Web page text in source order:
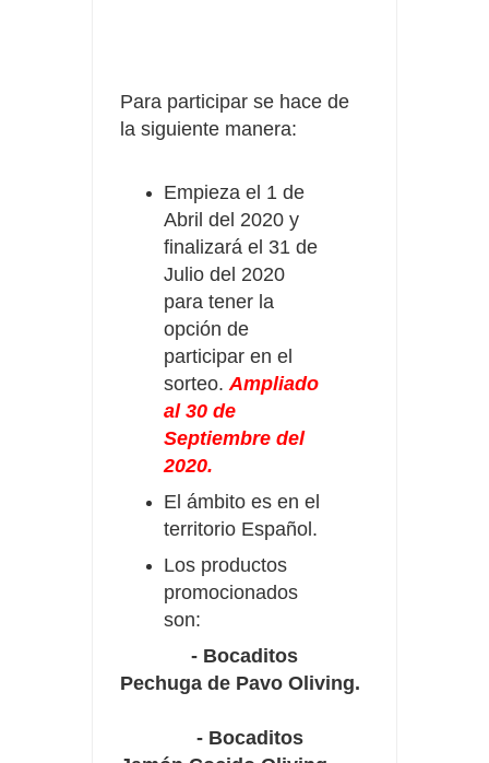
Para participar se hace de
la siguiente manera:
Empieza el 1 de
Abril del 2020 y
finalizará el 31 de
Julio del 2020
para tener la
opción de
participar en el
sorteo.Ampliado
al 30 de
Septiembre del
2020.
El ámbito es en el
territorio Español.
Los productos
promocionados
son:
- Bocaditos
Pechuga de Pavo Oliving.
- Bocaditos